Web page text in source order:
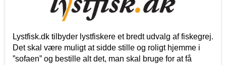
Lystfisk.dk tilbyder lystfiskere et bredt udvalg af fiskegrej.
Det skal være muligt at sidde stille og roligt hjemme i
”sofaen” og bestille alt det, man skal bruge for at få